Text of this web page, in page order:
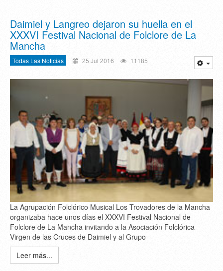
Daimiel y Langreo dejaron su huella en el
XXXVI Festival Nacional de Folclore de La
Mancha
Todas Las Noticias 25 Jul 2016 11185
La Agrupación Folclórico Musical Los Trovadores de la Mancha
organizaba hace unos días el XXXVI Festival Nacional de
Folclore de La Mancha invitando a la Asociación Folclórica
Virgen de las Cruces de Daimiel y al Grupo
Leer más...